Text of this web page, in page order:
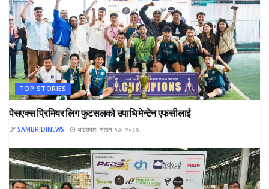
TOP STORIES
पेसएक्स प्रिमियर लिग फुटसलको उपाधि मेन्टेन एफसीलाई
BY SAMBRIDINEWS आइतवार, साउन १७, २०८३